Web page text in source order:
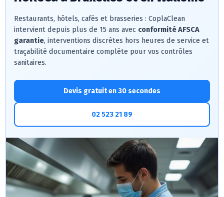
Restaurants, hôtels, cafés et brasseries : CoplaClean
intervient depuis plus de 15 ans avec conformité AFSCA
garantie, interventions discrètes hors heures de service et
traçabilité documentaire complète pour vos contrôles
sanitaires.
Devis gratuit en 30 secondes
02 523 21 89